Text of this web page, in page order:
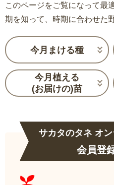
このページをご覧になって最
期を知って、時期に合わせた
今月まける種
今月植える
(お届けの)苗
サカタのタネ オ
会員登